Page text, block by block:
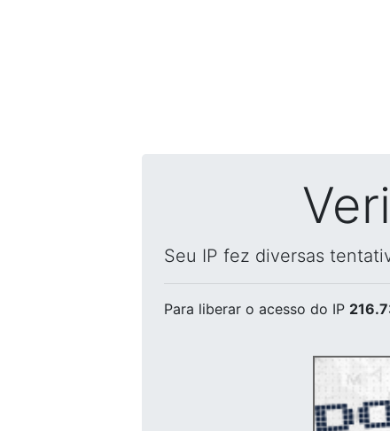
Seu IP fez diversas
Para liberar o acesso do IP